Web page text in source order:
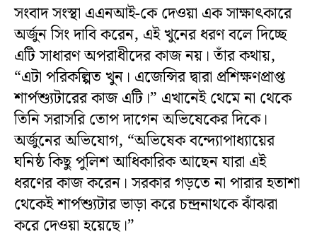
সংবাদ সংস্থা এএনআই-কে দেওয়া এক সাক্ষাৎকারে
অর্জুন সিং দাবি করেন, এই খুনের ধরণ বলে দিচ্ছে
এটি সাধারণ অপরাধীদের কাজ নয়। তাঁর কথায়,
“এটা পরিকল্পিত খুন। এজেন্সির দ্বারা প্রশিক্ষণপ্রাপ্ত
শার্পশ্যুটারের কাজ এটি।” এখানেই থেমে না থেকে
তিনি সরাসরি তোপ দাগেন অভিষেকের দিকে।
অর্জুনের অভিযোগ, “অভিষেক বন্দ্যোপাধ্যায়ের
ঘনিষ্ঠ কিছু পুলিশ আধিকারিক আছেন যারা এই
ধরণের কাজ করেন। সরকার গড়তে না পারার হতাশা
থেকেই শার্পশ্যুটার ভাড়া করে চন্দ্রনাথকে ঝাঁঝরা
করে দেওয়া হয়েছে।”